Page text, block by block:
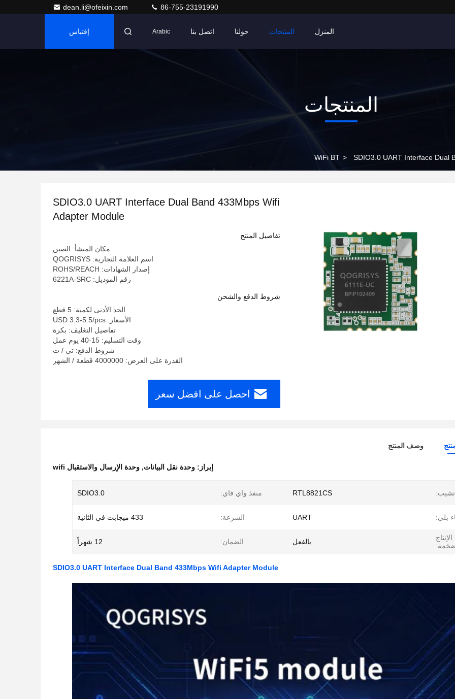
dean.li@ofeixin.com 86-755-23191990
المنزل المنتجات حولنا اتصل بنا Arabic إقتباس
المنتجات
> SDIO3.0 UART Interface Dual
SDIO3.0 UART Interface Dual Band 433Mbps Wifi
Adapter Module
تفاصيل المنتج
مكان المنشأ: الصين
اسم العلامة التجارية: QOGRISYS
إصدار الشهادات: ROHS/REACH
رقم الموديل: 6221A-SRC
شروط الدفع والشحن
الحد الأدنى لكمية: 5 قطع
الأسعار: USD 3.3-5.5/pcs
تفاصيل التغليف: بكرة
وقت التسليم: 15-40 يوم عمل
شروط الدفع: تي / ت
القدرة على العرض: 4000000 قطعة / الشهر
احصل على افضل سعر
وصف المنتج
إبراز: وحدة نقل البيانات, وحدة الإرسال والاستقبال wifi
تشيب: RTL8821CS منفذ واي فاي: SDIO3.0
بلي: UART السرعة: 433 ميجابت في الثانية
بالفعل الضمان: 12 شهراً
SDIO3.0 UART Interface Dual Band 433Mbps Wifi Adapter Module